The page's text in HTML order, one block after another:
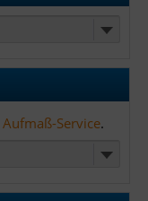
Aufmaß-Service.